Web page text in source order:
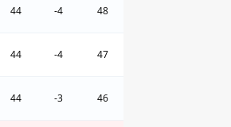
44 -4 48
44 -4 47
44 -3 46